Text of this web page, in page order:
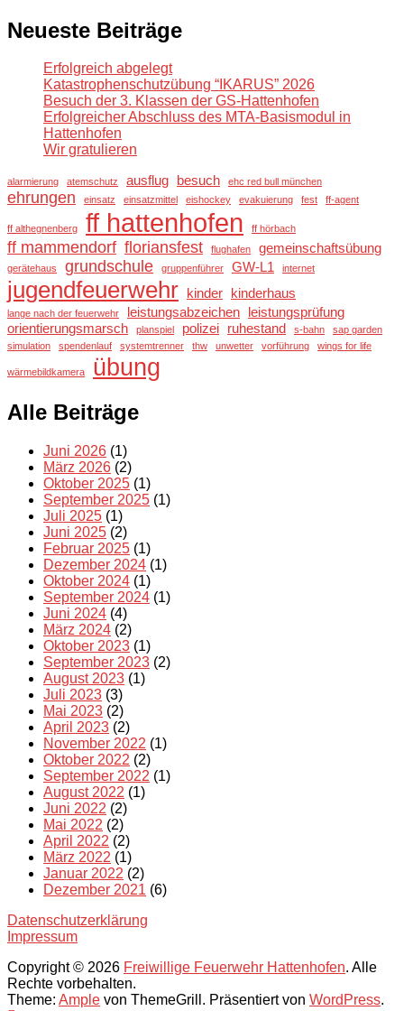
Neueste Beiträge
Erfolgreich abgelegt
Katastrophenschutzübung “IKARUS” 2026
Besuch der 3. Klassen der GS-Hattenhofen
Erfolgreicher Abschluss des MTA-Basismodul in
Hattenhofen
Wir gratulieren
alarmierung atemschutz ausflug besuch ehc red bull münchen
ehrungen einsatz einsatzmittel eishockey evakuierung fest ff-agent
ff althegnenberg ff hattenhofen ff hörbach
ff mammendorf floriansfest flughafen gemeinschaftsübung
gerätehaus grundschule gruppenführer GW-L1 internet
jugendfeuerwehr kinder kinderhaus
lange nach der feuerwehr leistungsabzeichen leistungsprüfung
orientierungsmarsch
planspiel polizei ruhestand s-bahn
sap garden
simulation
spendenlauf systemtrenner thw unwetter vorführung wings for life
wärmebildkamera übung
Alle Beiträge
Juni 2026 (1)
März 2026 (2)
Oktober 2025 (1)
September 2025 (1)
Juli 2025 (1)
Juni 2025 (2)
Februar 2025 (1)
Dezember 2024 (1)
Oktober 2024 (1)
September 2024 (1)
Juni 2024 (4)
März 2024 (2)
Oktober 2023 (1)
September 2023 (2)
August 2023 (1)
Juli 2023 (3)
Mai 2023 (2)
April 2023 (2)
November 2022 (1)
Oktober 2022 (2)
September 2022 (1)
August 2022 (1)
Juni 2022 (2)
Mai 2022 (2)
April 2022 (2)
März 2022 (1)
Januar 2022 (2)
Dezember 2021 (6)
Datenschutzerklärung
Impressum
Copyright © 2026 Freiwillige Feuerwehr Hattenhofen. Alle
Rechte vorbehalten.
Theme: Ample von ThemeGrill. Präsentiert von WordPress.